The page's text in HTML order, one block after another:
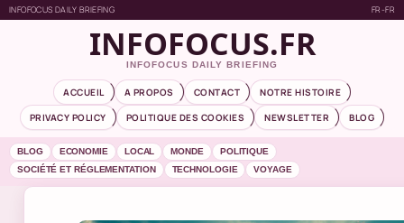
INFOFOCUS DAILY BRIEFING FR-FR
INFOFOCUS.FR
INFOFOCUS DAILY BRIEFING
ACCUEIL A PROPOS CONTACT
NOTRE HISTOIRE
PRIVACY POLICY
POLITIQUE DES COOKIES NEWSLETTER BLOG
BLOG ECONOMIE LOCAL MONDE
POLITIQUE
SOCIÉTÉ ET RÉGLEMENTATION
TECHNOLOGIE VOYAGE